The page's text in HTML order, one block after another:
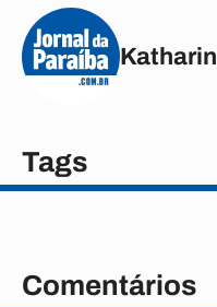
Tags
Comentários